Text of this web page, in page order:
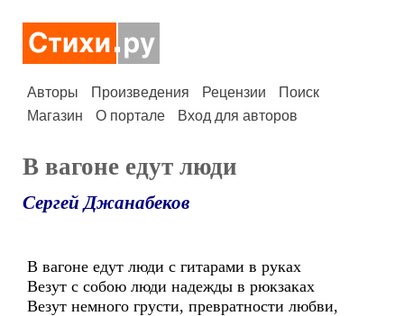
Авторы Произведения Рецензии
Поиск
Магазин
О портале Вход для авторов
В вагоне едут люди
Сергей Джанабеков
В вагоне едут люди с гитарами в руках
Везут с собою люди надежды в рюкзаках
Везут немного грусти, превратности любви,